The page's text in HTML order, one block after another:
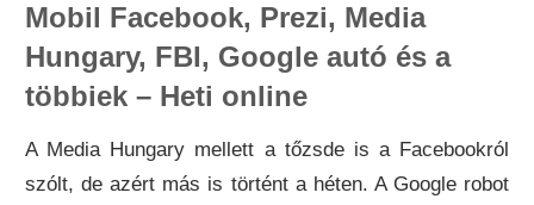
Mobil Facebook, Prezi, Media
Hungary, FBI, Google autó és a
többiek – Heti online
A Media Hungary mellett a tőzsde is a Facebookról
szólt, de azért más is történt a héten. A Google robot